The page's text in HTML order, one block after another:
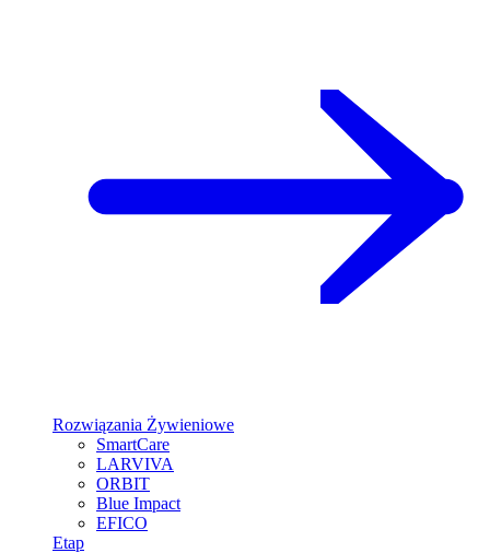
Rozwiązania Żywieniowe
SmartCare
LARVIVA
ORBIT
Blue Impact
EFICO
Etap